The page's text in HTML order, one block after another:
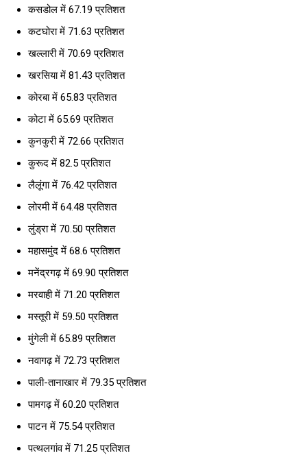
कसडोल में 67.19 प्रतिशत
कटघोरा में 71.63 प्रतिशत
खल्लारी में 70.69 प्रतिशत
खरसिया में 81.43 प्रतिशत
कोरबा में 65.83 प्रतिशत
कोटा में 65.69 प्रतिशत
कुनकुरी में 72.66 प्रतिशत
कुरूद में 82.5 प्रतिशत
लैलूंगा में 76.42 प्रतिशत
लोरमी में 64.48 प्रतिशत
लुंड्रा में 70.50 प्रतिशत
महासमुंद में 68.6 प्रतिशत
मनेंद्रगढ़ में 69.90 प्रतिशत
मरवाही में 71.20 प्रतिशत
मस्तूरी में 59.50 प्रतिशत
मुंगेली में 65.89 प्रतिशत
नवागढ़ में 72.73 प्रतिशत
पाली-तानाखार में 79.35 प्रतिशत
पामगढ़ में 60.20 प्रतिशत
पाटन में 75.54 प्रतिशत
पत्थलगांव में 71.25 प्रतिशत